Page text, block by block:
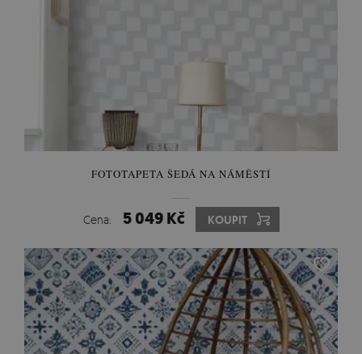
FOTOTAPETA ŠEDÁ NA NÁMĚSTÍ
Cena: 5 049 Kč KOUPIT